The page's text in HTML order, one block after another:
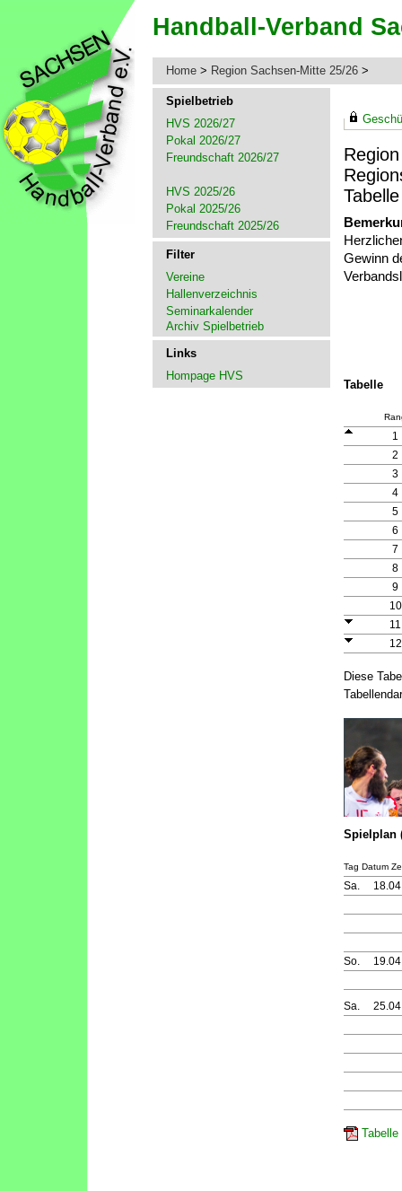
Home > Region Sachsen-Mitte 25/26 >
Spielbetrieb
HVS 2026/27
Pokal 2026/27
Freundschaft 2026/27
HVS 2025/26
Pokal 2025/26
Freundschaft 2025/26
Filter
Vereine
Hallenverzeichnis
Seminarkalender
Archiv Spielbetrieb
Links
Hompage HVS
Gewinn
Tabelle
1
2
3
4
5
6
7
8
9
10
11
12
Diese
Spielplan
Tag Datum
Sa.
So.
Sa.